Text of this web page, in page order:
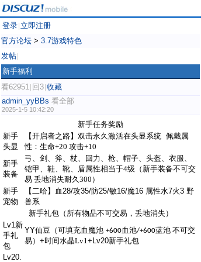
登录 立即注册
官方论坛 > 3.7游戏特色
发帖
新手福利
看62951 回3 收藏
admin_yyBBs 看全部
2025-1-5 10:42:20
新手任务奖励
新手
头显
【开启者之路】 双击永久激活在头显系统 佩戴属
性：生命+20 攻击+10
新手
装备
弓、剑、斧、杖、回力、枪、帽子、头盔、衣服、
铠甲、鞋、靴、盾属性相当于4级（新手装备不可交
易 丢地消失耐久300）
新手
宠物
【二哈】血28/攻35/防25/敏16/魔16 属性水7火3 野
兽系
新手礼包（所有物品不可交易，丢地消失）
Lv1新
手礼
包
YY仙豆 （可填充血魔池 +600血池/+600蓝池 不可交
易） +时间水晶Lv1+Lv20新手礼包
Lv20.